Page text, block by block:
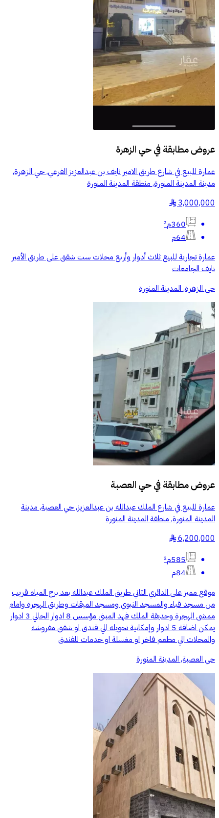
عروض مطابقة فيحي الزهرة
عمارة للبيع في شارع طريق الامير نايف بن عبدالعزيز الفرعي, حي الزهرة,
مدينة المدينة المنورة, منطقة المدينة المنورة
3,000,000
§
360م²
64م
عمارة تجارية للبيع ثلاث أدوار وأربع محلات ست شقق على طريق الأمير
نايف الجامعات
حي الزهرة, المدينة المنورة
عروض مطابقة فيحي العصبة
عمارة للبيع في شارع الملك عبدالله بن عبدالعزيز, حي العصبة, مدينة
المدينة المنورة, منطقة المدينة المنورة
6,200,000
§
585م²
84م
موقع مميز على الدائري الثاني طريق الملك عبدالله بعد برج المياه قريب
من مسجد قباء والمسجد النبوي ومسجد الميقات وطريق الهجرة وامام
ممشى الهجرة وحديقة الملك فهد المبنى مؤسس 8 ادوار الحالي 3 ادوار
يمكن اضافة 5 ادوار وإمكانية تحويله الي فندق او شقق مفروشة
والمحلات الي مطعم فاخر او مغسلة او خدمات للفندق
حي العصبة, المدينة المنورة